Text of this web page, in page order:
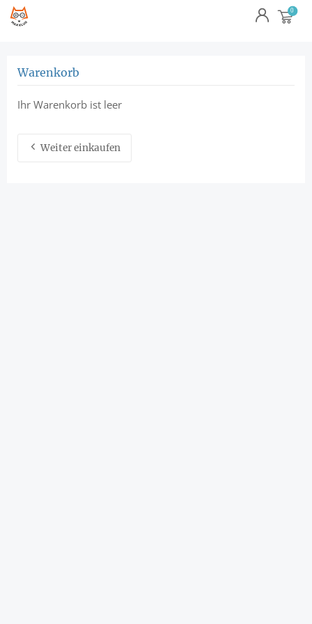
Warenkorb
Ihr Warenkorb ist leer
Weiter einkaufen